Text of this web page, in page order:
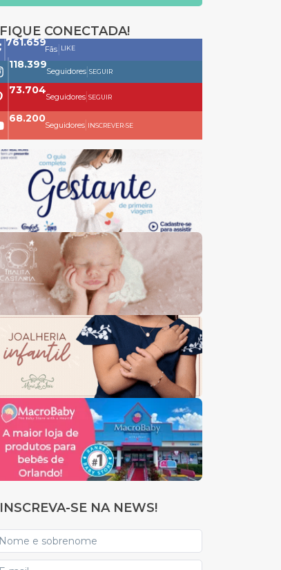
FIQUE CONECTADA!
761.659
Fãs LIKE
118.399
Seguidores| SEGUIR
73.704
Seguidores| SEGUIR
68.200
Seguidores| INSCREVER-SE
INSCREVA-SE NA NEWS!